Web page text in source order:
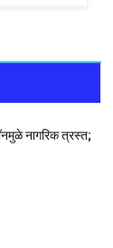
नागरिक त्रस्त;